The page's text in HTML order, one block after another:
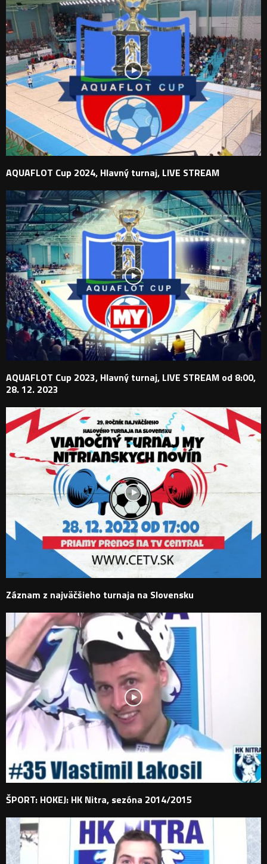
AQUAFLOT Cup 2024, Hlavný turnaj, LIVE STREAM
AQUAFLOT Cup 2023, Hlavný turnaj, LIVE STREAM od 8:00,
28. 12. 2023
Záznam z najväčšieho turnaja na Slovensku
ŠPORT: HOKEJ: HK Nitra, sezóna 2014/2015